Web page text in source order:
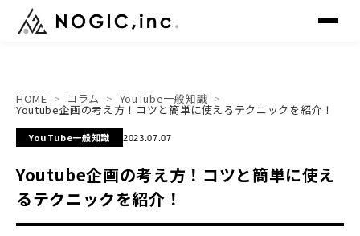
TOPトップ ▸
サービス
WORKS制作事例
HOME コラム YouTube一般知識
Youtube企画の考え方！コツと簡単に使えるテクニックを紹介！
YouTube一般知識 2023.07.07
Youtube企画の考え方！コツと簡単に使え
るテクニックを紹介！